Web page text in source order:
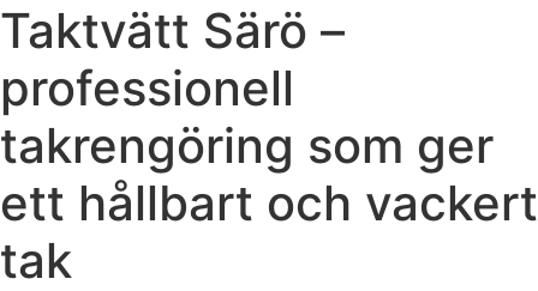
Taktvätt Särö –
professionell
takrengöring som ger
ett hållbart och vackert
tak